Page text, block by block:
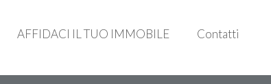
AFFIDACI IL TUO IMMOBILE Contatti